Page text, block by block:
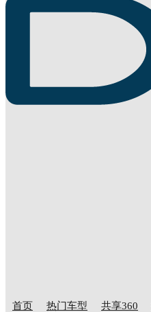
首页 热门车型 共享360